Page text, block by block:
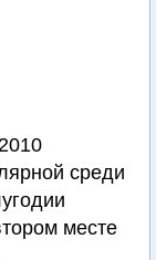
среди
месте